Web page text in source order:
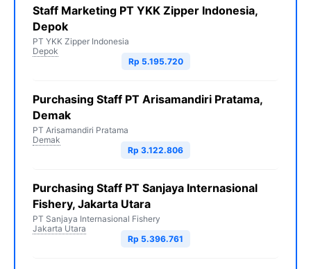
Staff Marketing PT YKK Zipper Indonesia,
Depok
PT YKK Zipper Indonesia
Depok
Rp 5.195.720
Purchasing Staff PT Arisamandiri Pratama,
Demak
PT Arisamandiri Pratama
Demak
Rp 3.122.806
Purchasing Staff PT Sanjaya Internasional
Fishery, Jakarta Utara
PT Sanjaya Internasional Fishery
Jakarta Utara
Rp 5.396.761